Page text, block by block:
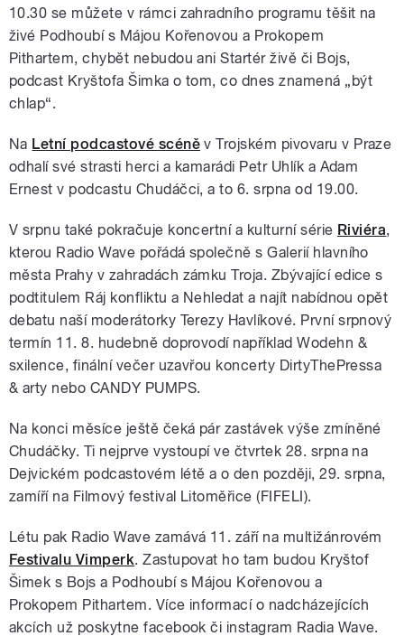
10.30 se můžete v rámci zahradního programu těšit na
živé Podhoubí s Májou Kořenovou a Prokopem
Pithartem, chybět nebudou ani Startér živě či Bojs,
podcast Kryštofa Šimka o tom, co dnes znamená „být
chlap“.
Na Letní podcastové scéně v Trojském pivovaru v Praze
odhalí své strasti herci a kamarádi Petr Uhlík a Adam
Ernest v podcastu Chudáčci, a to 6. srpna od 19.00.
V srpnu také pokračuje koncertní a kulturní série Riviéra,
kterou Radio Wave pořádá společně s Galerií hlavního
města Prahy v zahradách zámku Troja. Zbývající edice s
podtitulem Ráj konfliktu a Nehledat a najít nabídnou opět
debatu naší moderátorky Terezy Havlíkové. První srpnový
termín 11. 8. hudebně doprovodí například Wodehn &
sxilence, finální večer uzavřou koncerty DirtyThePressa
& arty nebo CANDY PUMPS.
Na konci měsíce ještě čeká pár zastávek výše zmíněné
Chudáčky. Ti nejprve vystoupí ve čtvrtek 28. srpna na
Dejvickém podcastovém létě a o den později, 29. srpna,
zamíří na Filmový festival Litoměřice (FIFELI).
Létu pak Radio Wave zamává 11. září na multižánrovém
Festivalu Vimperk. Zastupovat ho tam budou Kryštof
Šimek s Bojs a Podhoubí s Májou Kořenovou a
Prokopem Pithartem. Více informací o nadcházejících
akcích už poskytne facebook či instagram Radia Wave.